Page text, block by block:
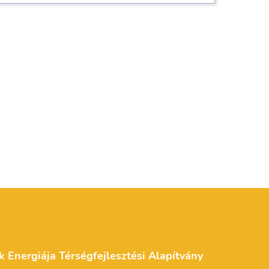
Energiája Térségfejlesztési Alapítvány